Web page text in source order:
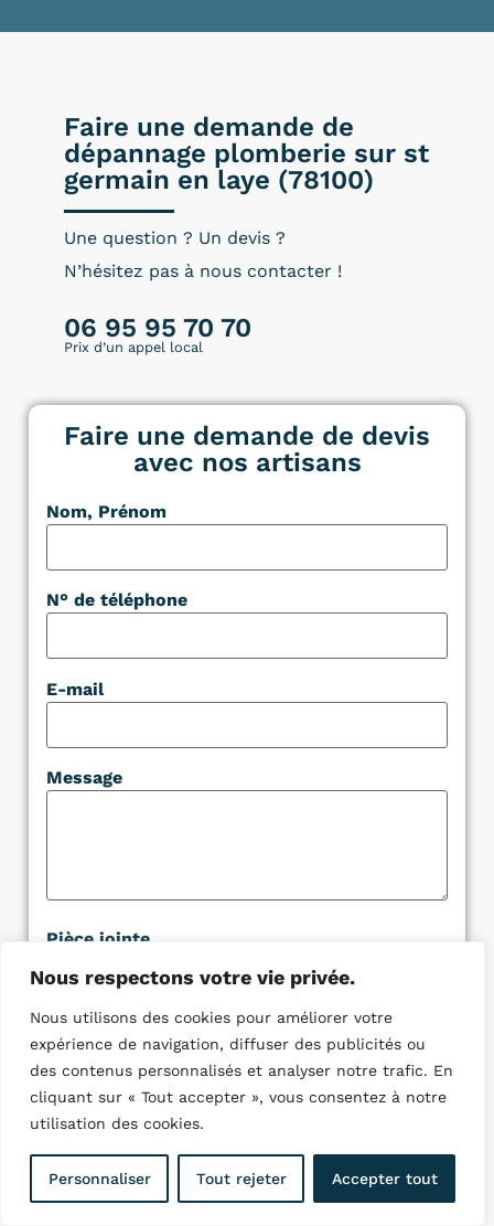
Nous respectons votre vie privée.
Nous utilisons des cookies pour améliorer votre
expérience de navigation, diffuser des publicités ou
des contenus personnalisés et analyser notre trafic. En
cliquant sur « Tout accepter », vous consentez à notre
utilisation des cookies.
Personnaliser Tout rejeter Accepter tout
Faire une demande de
dépannage plomberie sur st
germain en laye (78100)
Une question ? Un devis ?
N’hésitez pas à nous contacter !
06 95 95 70 70
Prix d’un appel local
Faire une demande de devis
avec nos artisans
Nom, Prénom
N° de téléphone
E-mail
Message
Pièce jointe
Quelques villes ou nous